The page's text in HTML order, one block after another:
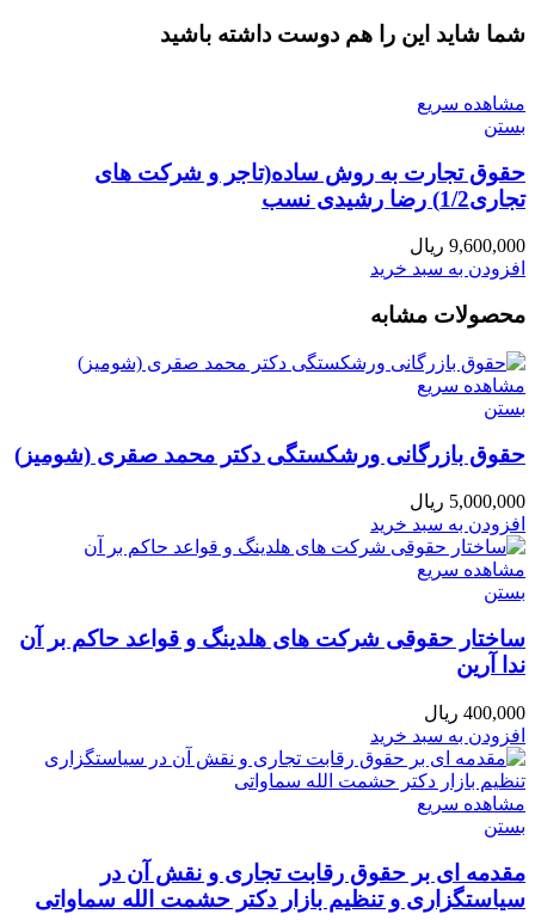
شما شاید این را هم دوست داشته باشید
مشاهده سریع
بستن
حقوق تجارت به روش ساده(تاجر و شرکت های
تجاری1/2) رضا رشیدی نسب
9,600,000 ریال
افزودن به سبد خرید
محصولات مشابه
مشاهده سریع
بستن
حقوق بازرگانی ورشکستگی دکتر محمد صقری (شومیز)
5,000,000 ریال
افزودن به سبد خرید
مشاهده سریع
بستن
ساختار حقوقی شرکت های هلدینگ و قواعد حاکم بر آن
ندا آرین
400,000 ریال
افزودن به سبد خرید
مشاهده سریع
بستن
مقدمه ای بر حقوق رقابت تجاری و نقش آن در
سیاستگزاری و تنظیم بازار دکتر حشمت الله سماواتی